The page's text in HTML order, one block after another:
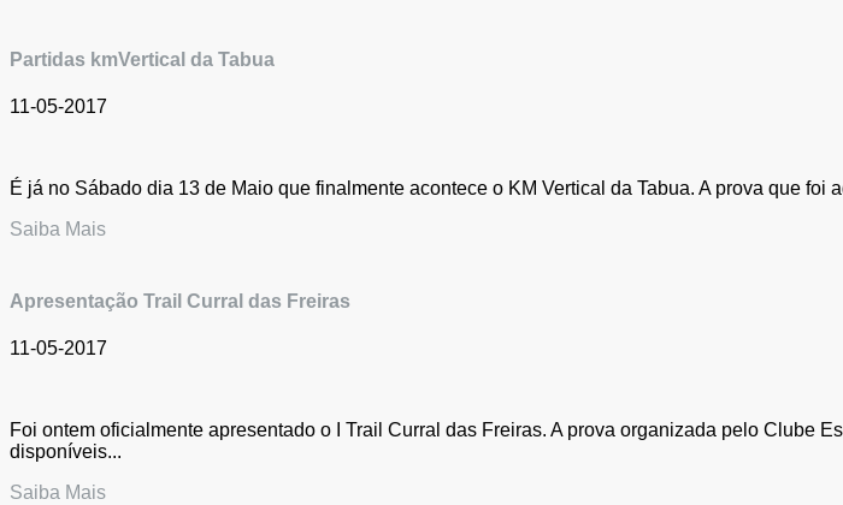
Partidas kmVertical da Tabua
11-05-2017
É já no Sábado dia 13 de Maio que finalmente acontece o KM Vertical da Tabua. A prova que
Saiba Mais
Apresentação Trail Curral das Freiras
11-05-2017
Foi ontem oficialmente apresentado o I Trail Curral das Freiras. A prova organizada pelo Clube
disponíveis...
Saiba Mais